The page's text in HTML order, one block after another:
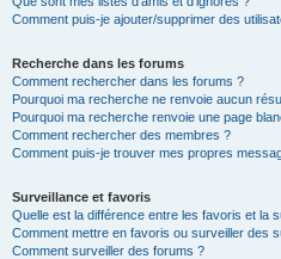
Comment puis-je ajouter/supprimer des
Recherche dans les forums
Comment rechercher dans les forums ?
Pourquoi ma recherche ne renvoie aucun
Pourquoi ma recherche renvoie une page
Comment rechercher des membres ?
Comment puis-je trouver mes propres
Surveillance et favoris
Quelle est la différence entre les favoris et la
Comment mettre en favoris ou surveiller des
Comment surveiller des forums ?